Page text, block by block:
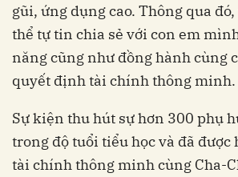
gũi, ứng dụng cao. Thông qua
thể tự tin chia sẻ với con em
năng cũng như đồng hành cùng
quyết định tài chính thông minh.
Sự kiện thu hút sự hơn 300 phụ
trong độ tuổi tiểu học và đã được
tài chính thông minh cùng Cha-